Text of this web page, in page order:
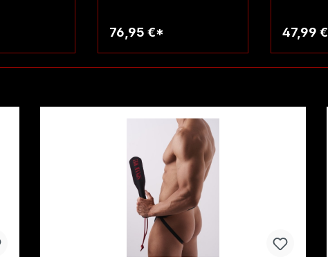
76,95 €* 47,99